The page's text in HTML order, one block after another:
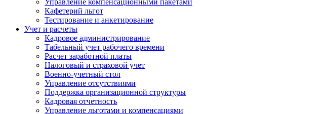
Кафетерий льгот
Тестирование и анкетирование
Учет и расчеты
Кадровое администрирование
Табельный учет рабочего времени
Расчет заработной платы
Налоговый и страховой учет
Военно-учетный стол
Управление отсутствиями
Поддержка организационной структуры
Кадровая отчетность
Управление льготами и компенсациями